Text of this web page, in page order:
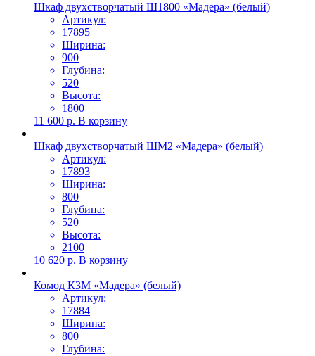
Шкаф двухстворчатый Ш1800 «Мадера» (белый)
Артикул:
17895
Ширина:
900
Глубина:
520
Высота:
1800
11 600 р. В корзину
Шкаф двухстворчатый ШМ2 «Мадера» (белый)
Артикул:
17893
Ширина:
800
Глубина:
520
Высота:
2100
10 620 р. В корзину
Комод К3М «Мадера» (белый)
Артикул:
17884
Ширина:
800
Глубина: